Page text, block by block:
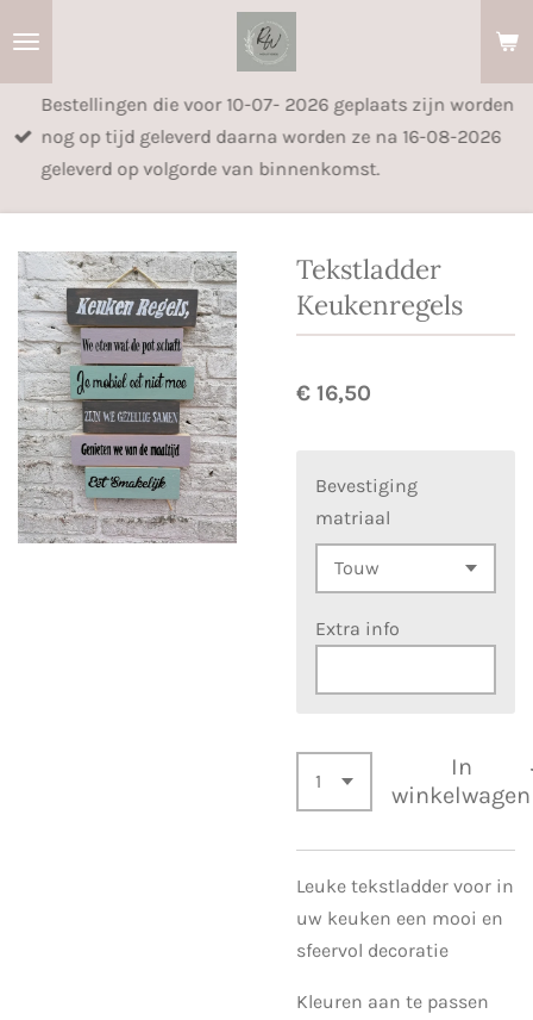
Bestellingen die voor 10-07- 2026 geplaats zijn worden
nog op tijd geleverd daarna worden ze na 16-08-2026
geleverd op volgorde van binnenkomst.
Tekstladder
Keukenregels
€ 16,50
Bevestiging
matriaal
Extra info
In
winkelwagen
Leuke tekstladder voor in
uw keuken een mooi en
sfeervol decoratie
Kleuren aan te passen